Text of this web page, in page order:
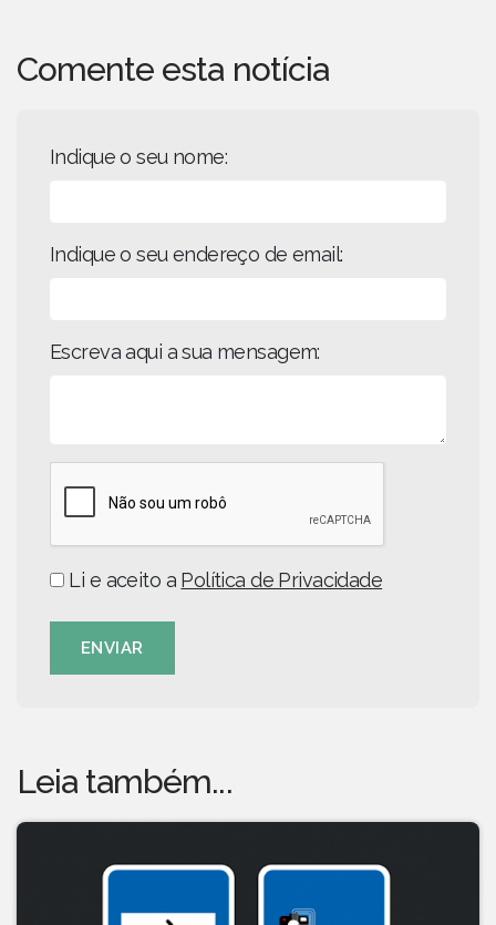
Comente esta notícia
Indique o seu nome:
Indique o seu endereço de email:
Escreva aqui a sua mensagem:
Li e aceito a Política de Privacidade
ENVIAR
Leia também...